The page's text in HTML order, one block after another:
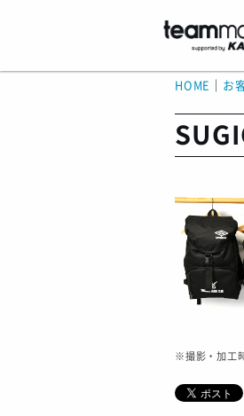
HOME お
※撮影・加工